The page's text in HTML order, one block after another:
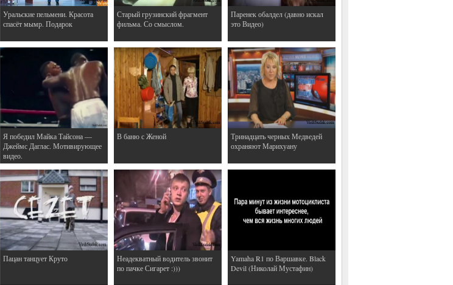
Уральские пельмени. Красота
спасёт мымр. Подарок
Старый грузинский фрагмент
фильма. Со смыслом.
Паренек обалдел (давно искал
это Видео)
Я победил Майка Тайсона —
Джеймс Даглас. Мотивирующее
видео.
В баню с Женой
Тринадцать черных Медведей
охраняют Марихуану
Пацан танцует Круто
Неадекватный водитель звонит
по пачке Сигарет :)))
Yamaha R1 по Варшавке. Black
Devil (Николай Мустафин)